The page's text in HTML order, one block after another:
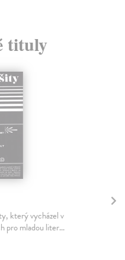
tituly
který vycházel v
pro mladou liter...